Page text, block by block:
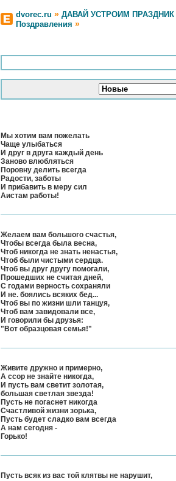
dvorec.ru » ДАВАЙ УСТРОИМ ПРАЗДНИК
Поздравления »
Мы хотим вам пожелать
Чаще улыбаться
И друг в друга каждый день
Заново влюбляться
Поровну делить всегда
Радости, заботы
И прибавить в меру сил
Аистам работы!
Желаем вам большого счастья,
Чтобы всегда была весна,
Чтоб никогда не знать ненастья,
Чтоб были чистыми сердца.
Чтоб вы друг другу помогали,
Прошедших не считая дней,
С годами верность сохраняли
И не. боялись всяких бед...
Чтоб вы по жизни шли танцуя,
Чтоб вам завидовали все,
И говорили бы друзья:
"Вот образцовая семья!"
Живите дружно и примерно,
А ссор не знайте никогда,
И пусть вам светит золотая,
большая светлая звезда!
Пусть не погаснет никогда
Счастливой жизни зорька,
Пусть будет сладко вам всегда
А нам сегодня -
Горько!
Пусть всяк из вас той клятвы не нарушит,